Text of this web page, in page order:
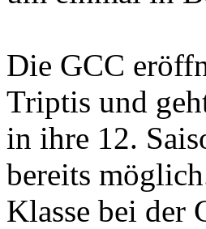
Die GCC
Triptis und
in ihre 12.
bereits
Klasse bei der